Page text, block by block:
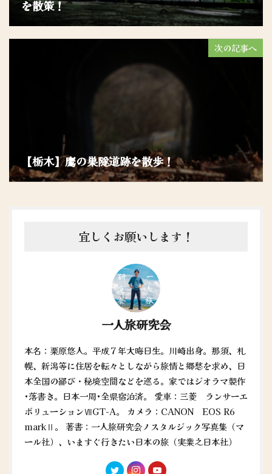
を散策！
次の記事へ
【栃木】鷹の巣隧道跡を散歩！
宜しくお願いします！
一人旅研究会
本名：栗原悠人。平成７年大晦日生。川崎出身。那須、札
幌、新潟等に住居を転々としながら旅情と郷愁を求め、日
本全国の鄙び・秘境空間などを巡る。家ではジオラマ製作
•落書き。日本一周•全県宿泊済。 愛車：三菱 ランサーエ
ボリューションⅦGT-A。 カメラ：CANON EOS R6
markⅡ。 著書：一人旅研究会ノスタルジック写真集（マ
ール社）、いますぐ行きたい日本の旅（実業之日本社）